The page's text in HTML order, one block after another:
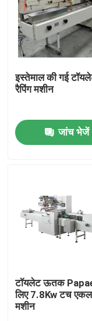
हमारे बारे में
कारखाने का दौरा
गुणवत्ता नियंत्रण
हमसे संपर्क करें
इस्तेमाल की गई
रैपिंग मशीन
जांच भेजें
टॉयलेट ऊतक
लिए 7.8Kw टच
मशीन